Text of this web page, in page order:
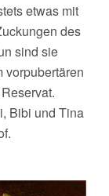
etwas mit
des
sind sie
vorpubertären
Bibi und Tina